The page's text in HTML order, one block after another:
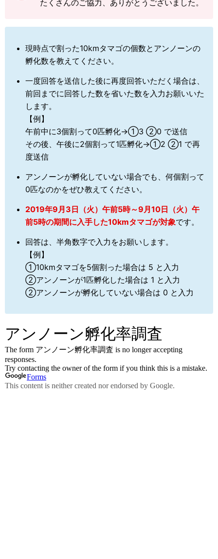
たくさんのご協力、ありがとうございました。
現時点で割った10kmタマゴの個数とアンノーンの
孵化数を教えてください。
一度回答を送信した後に再度回答いただく場合は、
前回までに回答した数を省いた数を入力お願いいた
します。
【例】
午前中に3個割って0匹孵化→①3 ②0 で送信
その後、午後に2個割って1匹孵化→①2 ②1 で再
度送信
アンノーンが孵化していない場合でも、何個割って
0匹なのかをぜひ教えてください。
2019年9月3日（火）午前5時～9月10日（火）午
前5時の期間に入手した10kmタマゴが対象です。
回答は、半角数字で入力をお願いします。
【例】
①10kmタマゴを5個割った場合は 5 と入力
②アンノーンが1匹孵化した場合は 1 と入力
②アンノーンが孵化していない場合は 0 と入力